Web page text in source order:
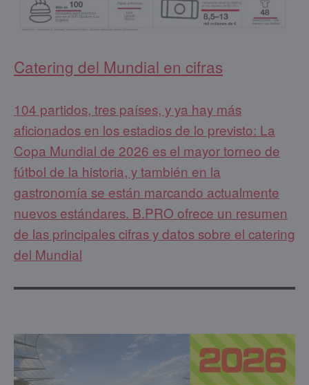
Catering del Mundial en cifras
104 partidos, tres países, y ya hay más
aficionados en los estadios de lo previsto: La
Copa Mundial de 2026 es el mayor torneo de
fútbol de la historia, y también en la
gastronomía se están marcando actualmente
nuevos estándares. B.PRO ofrece un resumen
de las principales cifras y datos sobre el catering
del Mundial